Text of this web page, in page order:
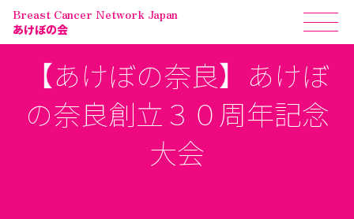
Breast Cancer Network Japan
あけぼの会
【あけぼの奈良】あけぼ
の奈良創立３０周年記念
大会